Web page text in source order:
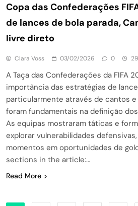
Copa das Confederações
de lances de bola parada,
livre direto
Clara Voss 03/02/2026 0
A Taça das Confederações da FIFA
importância das estratégias de
particularmente através de cantos
foram fundamentais na definição
As equipas mostraram táticas e
explorar vulnerabilidades
momentos em oportunidades de
sections in the article:…
Read More